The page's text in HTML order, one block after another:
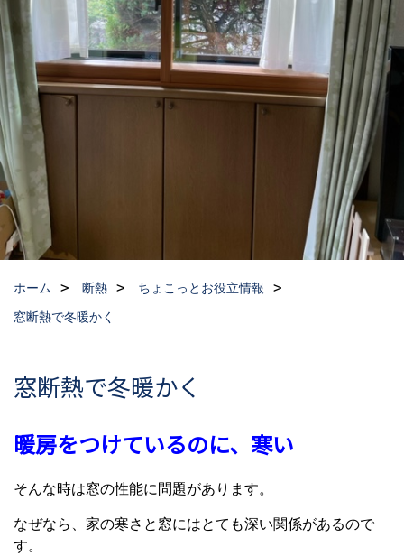
ホーム 断熱
ちょこっとお役立情報
窓断熱で冬暖かく
窓断熱で冬暖かく
暖房をつけているのに、寒い
そんな時は窓の性能に問題があります。
なぜなら、家の寒さと窓にはとても深い関係があるので
す。